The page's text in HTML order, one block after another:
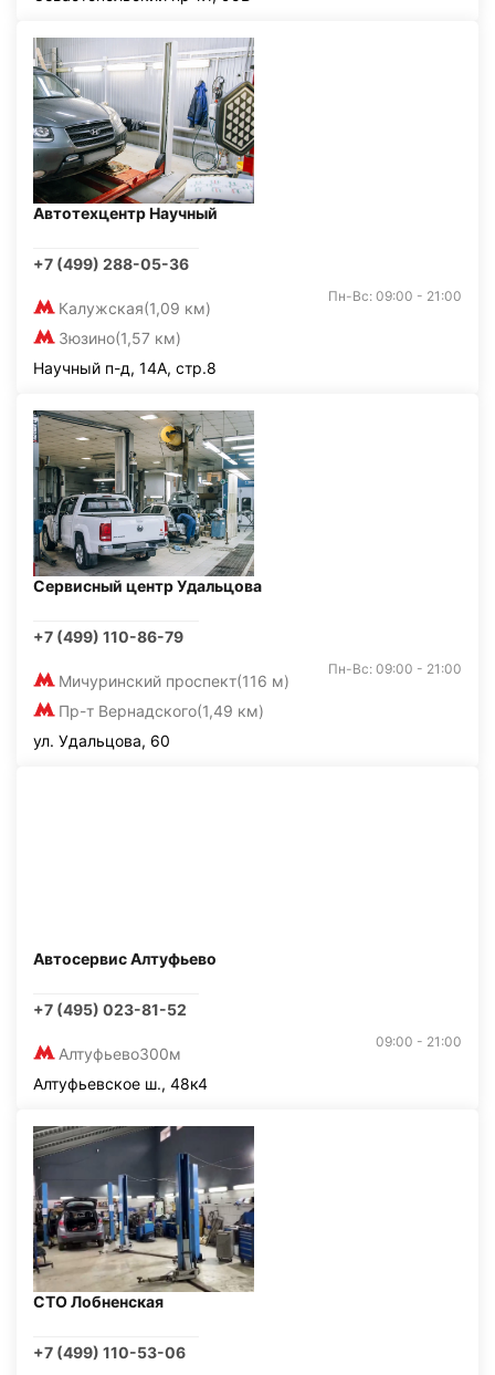
Автотехцентр Научный
+7 (499) 288-05-36
Калужская(1,09 км)
Зюзино(1,57 км)
Пн-Вс: 09:00 - 21:00
Научный п-д, 14А, стр.8
Сервисный центр Удальцова
+7 (499) 110-86-79
Мичуринский проспект(116 м)
Пр-т Вернадского(1,49 км)
Пн-Вс: 09:00 - 21:00
ул. Удальцова, 60
Автосервис Алтуфьево
+7 (495) 023-81-52
Алтуфьево300м
09:00 - 21:00
Алтуфьевское ш., 48к4
СТО Лобненская
+7 (499) 110-53-06